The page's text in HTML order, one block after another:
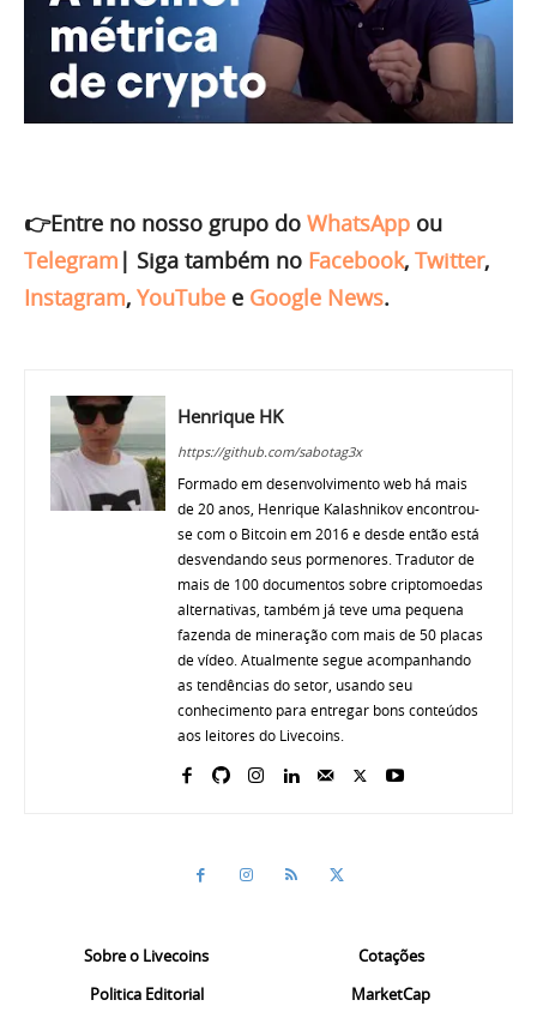
👉Entre no nosso grupo do WhatsApp ou
Telegram | Siga também no Facebook, Twitter,
Instagram, YouTube e Google News.
Henrique HK
https://github.com/sabotag3x
Formado em desenvolvimento web há mais
de 20 anos, Henrique Kalashnikov encontrou-
se com o Bitcoin em 2016 e desde então está
desvendando seus pormenores. Tradutor de
mais de 100 documentos sobre criptomoedas
alternativas, também já teve uma pequena
fazenda de mineração com mais de 50 placas
de vídeo. Atualmente segue acompanhando
as tendências do setor, usando seu
conhecimento para entregar bons conteúdos
aos leitores do Livecoins.
Sobre o Livecoins
Politica Editorial
Cotações
MarketCap